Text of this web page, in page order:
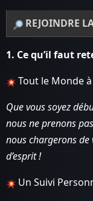
REJOINDRE
1. Ce qu’il faut
Tout le Monde
Que vous soyez
nous ne prenons
nous chargerons de
d’esprit !
Un Suivi